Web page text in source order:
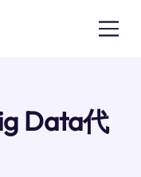
Data代